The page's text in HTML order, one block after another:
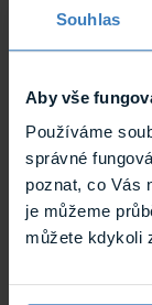
Souhlas
Aby vše
Používáme
správné
poznat, co Vás
je můžeme
můžete kdykoli
Možnost
se